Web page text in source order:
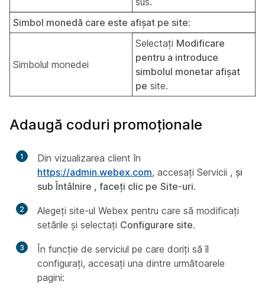
Simbol monedă care este afișat pe site:
Simbolul monedei
Selectați Modificare
pentru a introduce
simbolul monetar afișat
pe site.
Adaugă coduri promoționale
1
Din vizualizarea client în
https://admin.webex.com, accesați Servicii , și
sub Întâlnire , faceți clic pe Site-uri.
2
Alegeți site-ul Webex pentru care să modificați
setările și selectați Configurare site.
3
În funcție de serviciul pe care doriți să îl
configurați, accesați una dintre următoarele
pagini: